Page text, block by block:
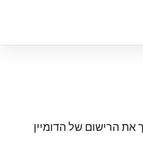
את הרישום של הדומיין